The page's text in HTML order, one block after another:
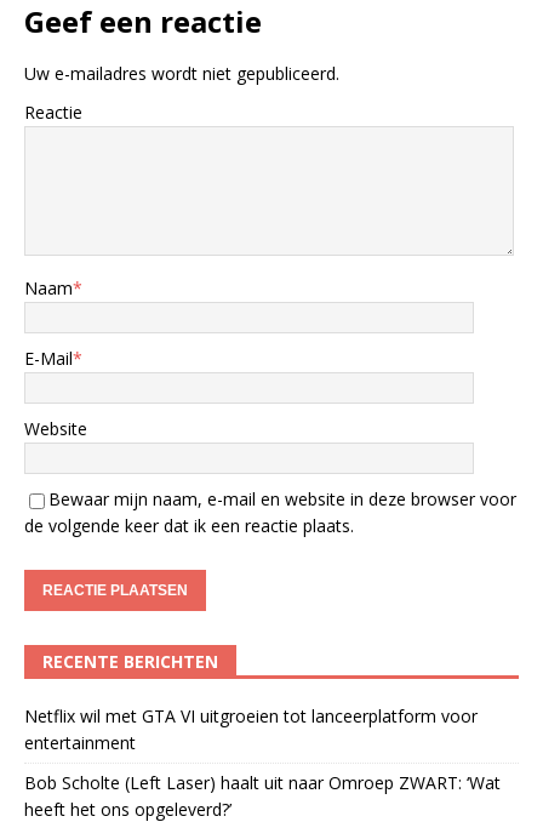
Geef een reactie
Uw e-mailadres wordt niet gepubliceerd.
Reactie
Naam*
E-Mail*
Website
Bewaar mijn naam, e-mail en website in deze browser voor
de volgende keer dat ik een reactie plaats.
RECENTE BERICHTEN
Netflix wil met GTA VI uitgroeien tot lanceerplatform voor
entertainment
Bob Scholte (Left Laser) haalt uit naar Omroep ZWART: ‘Wat
heeft het ons opgeleverd?’